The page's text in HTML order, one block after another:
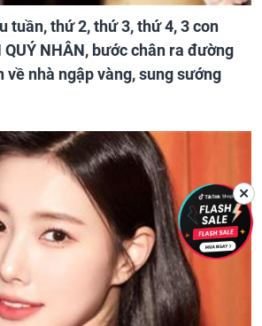
tuần, thứ 2, thứ 3, thứ 4, 3 con
QUÝ NHÂN, bước chân ra đường
về nhà ngập vàng, sung sướng
✕